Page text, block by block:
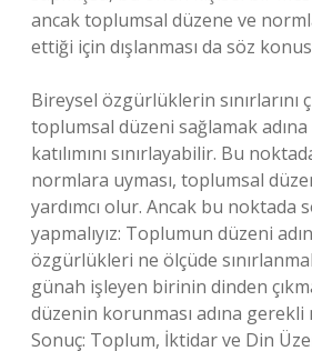
ancak toplumsal düzene ve
ettiği için dışlanması da söz
Bireysel özgürlüklerin sınırlarını
toplumsal düzeni sağlamak
katılımını sınırlayabilir. Bu
normlara uyması, toplumsal
yardımcı olur. Ancak bu noktada
yapmalıyız: Toplumun düzeni
özgürlükleri ne ölçüde
günah işleyen birinin dinden
düzenin korunması adına gerekli
Sonuç: Toplum, İktidar ve Din